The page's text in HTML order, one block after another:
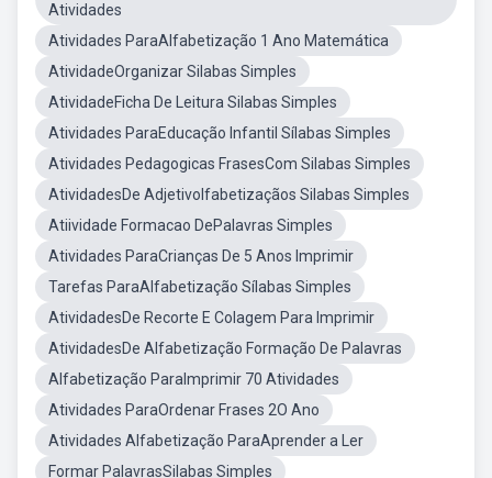
Atividades
Atividades ParaAlfabetização 1 Ano Matemática
AtividadeOrganizar Silabas Simples
AtividadeFicha De Leitura Silabas Simples
Atividades ParaEducação Infantil Sílabas Simples
Atividades Pedagogicas FrasesCom Silabas Simples
AtividadesDe Adjetivolfabetizaçãos Silabas Simples
Atiividade Formacao DePalavras Simples
Atividades ParaCrianças De 5 Anos Imprimir
Tarefas ParaAlfabetização Sílabas Simples
AtividadesDe Recorte E Colagem Para Imprimir
AtividadesDe Alfabetização Formação De Palavras
Alfabetização ParaImprimir 70 Atividades
Atividades ParaOrdenar Frases 2O Ano
Atividades Alfabetização ParaAprender a Ler
Formar PalavrasSilabas Simples